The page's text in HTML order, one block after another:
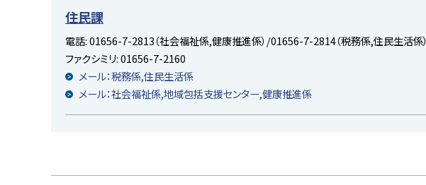
に
戻
る
住民課
電話:01656-7-2813（社会福祉係,健康推進係）/01656-7-2814（税務係,住民生活係）
ファクシミリ:01656-7-2160
メール：税務係,住民生活係
メール：社会福祉係,地域包括支援センター,健康推進係